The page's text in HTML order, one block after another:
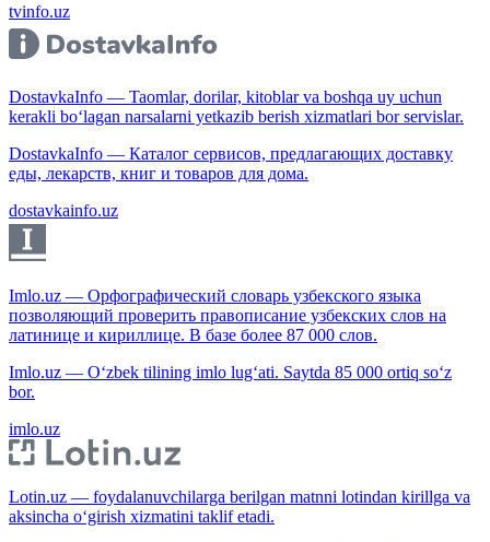
tvinfo.uz
DostavkaInfo — Taomlar, dorilar, kitoblar va boshqa uy uchun
kerakli bo‘lagan narsalarni yetkazib berish xizmatlari bor servislar.
DostavkaInfo — Каталог сервисов, предлагающих доставку
еды, лекарств, книг и товаров для дома.
dostavkainfo.uz
Imlo.uz — Орфографический словарь узбекского языка
позволяющий проверить правописание узбекских слов на
латинице и кириллице. В базе более 87 000 слов.
Imlo.uz — O‘zbek tilining imlo lug‘ati. Saytda 85 000 ortiq so‘z
bor.
imlo.uz
Lotin.uz — foydalanuvchilarga berilgan matnni lotindan kirillga va
aksincha o‘girish xizmatini taklif etadi.